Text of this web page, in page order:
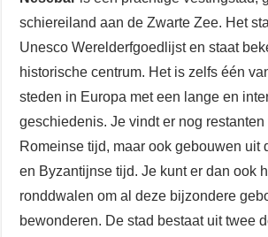
schiereiland aan de Zwarte Zee. Het
Unesco Werelderfgoedlijst en staat
historische centrum. Het is zelfs één
steden in Europa met een lange en
geschiedenis. Je vindt er nog restanten
Romeinse tijd, maar ook gebouwen uit
en Byzantijnse tijd. Je kunt er dan ook
ronddwalen om al deze bijzondere
bewonderen. De stad bestaat uit twee